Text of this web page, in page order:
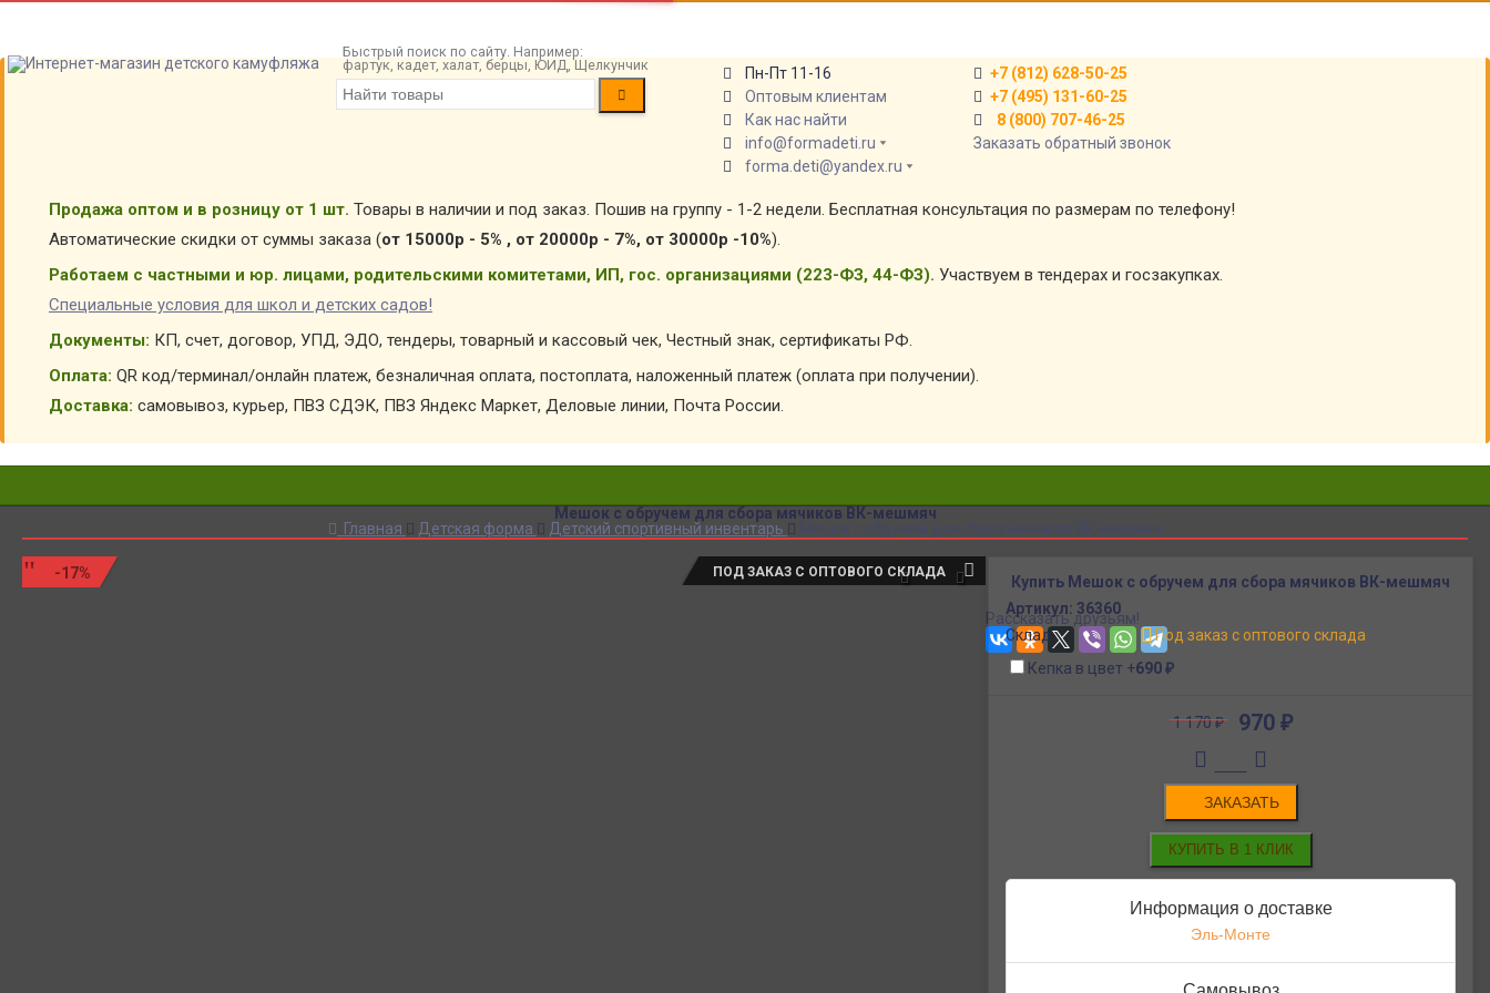
Быстрый поиск по сайту. Например:
фартук, кадет, халат, берцы, ЮИД, Щелкунчик
Пн-Пт 11-16
Оптовым клиентам
Как нас найти
info@formadeti.ru
forma.deti@yandex.ru
+7 (812) 628-50-25
+7 (495) 131-60-25
8 (800) 707-46-25
Заказать обратный звонок
Продажа оптом и в розницу от 1 шт. Товары в наличии и под заказ. Пошив на группу - 1-2 недели. Бесплатная консультация по размерам по телефону!
Автоматические скидки от суммы заказа (от 15000р - 5% , от 20000р - 7%, от 30000р -10%).
Работаем с частными и юр. лицами, родительскими комитетами, ИП, гос. организациями (223-ФЗ, 44-ФЗ). Участвуем в тендерах и госзакупках.
Специальные условия для школ и детских садов!
Документы: КП, счет, договор, УПД, ЭДО, тендеры, товарный и кассовый чек, Честный знак, сертификаты РФ.
Оплата: QR код/терминал/онлайн платеж, безналичная оплата, постоплата, наложенный платеж (оплата при получении).
Доставка: самовывоз, курьер, ПВЗ СДЭК, ПВЗ Яндекс Маркет, Деловые линии, Почта России.
Мешок с обручем для сбора мячиков ВК-мешмяч
Главная
Детская форма Детский спортивный инвентарь Мешок с обручем для сбора мячиков ВК-мешмяч
-17% ПОД ЗАКАЗ С ОПТОВОГО СКЛАДА
Купить Мешок с обручем для сбора мячиков ВК-мешмяч
Артикул: 36360
Склад:
Под заказ с оптового склада
Кепка в цвет +690₽
1 170₽ 970 ₽
ЗАКАЗАТЬ
Информация о доставке
Эль-Монте
Рассказать друзьям!